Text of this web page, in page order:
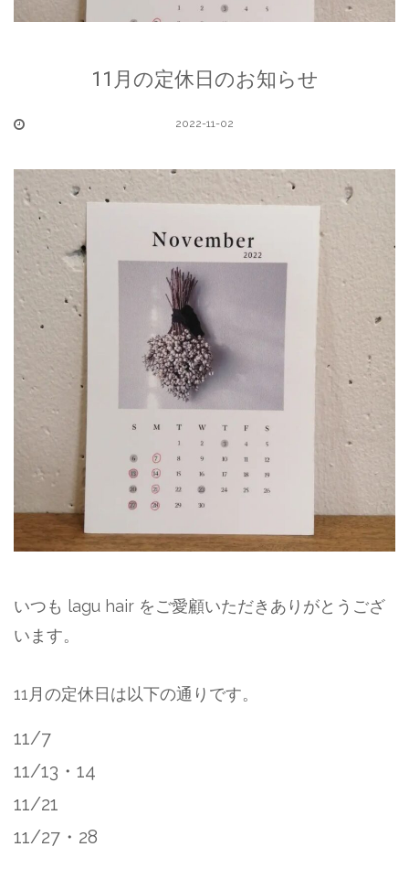
11月の定休日のお知らせ
2022-11-02
いつも lagu hair をご愛顧いただきありがとうござ
います。⁡⁡
11月の定休日は以下の通りです。
11/7⁡
⁡11/13・14⁡
⁡11/21⁡
⁡11/27・28